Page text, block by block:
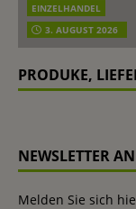
EINZELHANDEL
3. AUGUST 2026
PRODUKE,
NEWSLETTER
Melden Sie sich